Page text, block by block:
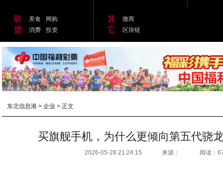
联
盟
美食
网购
消费
投资
其
它
微商
区块链
东北信息港 >企业 > 正文
买旗舰手机，为什么更倾向第五代骁
2026-05-28 21:24:15 来源： 阅读：